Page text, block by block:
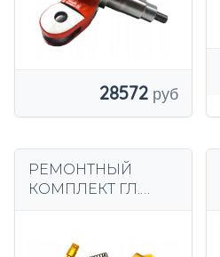
28572
РЕМОНТНЫЙ
КОМПЛЕКТ ГЛ.